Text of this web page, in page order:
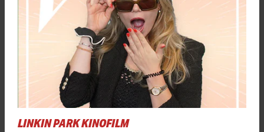
LINKIN PARK KINOFILM